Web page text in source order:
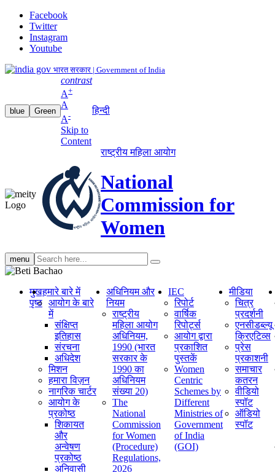
Facebook
Twitter
Instagram
Youtube
भारत सरकार | Government of India
blue Green
contrast
A+
A
A-
Skip to
Content
हिन्दी
राष्ट्रीय महिला आयोग
National
Commission for
Women
menu Search
search
मुख
पृष्ठ
हमारे बारे में
आयोग के बारे
में
संक्षिप्‍त
इतिहास
संरचना
अधिदेश
मिशन
हमारा विज़न
नागरिक चार्टर
आयोग के
प्रकोष्ठ
शिकायत
और
अन्वेषण
प्रकोष्ठ
अनिवासी
अधिनियम और
नियम
राष्ट्रीय
महिला आयोग
अधिनियम,
1990 (भारत
सरकार के
1990 का
अधिनियम
संख्या 20)
The
National
Commission
for Women
(Procedure)
Regulations,
2026
IEC
रिपोर्ट
वार्षिक
रिपोर्ट्स
आयोग द्वारा
प्रकाशित
पुस्तकें
Women
Centric
Schemes by
Different
Ministries of
Government
of India
(GOI)
मीडिया
चित्र
प्रदर्शनी
एनसीडब्ल्यू
क्रिएटिव्स
प्रेस
प्रकाशनी
समाचार
कतरन
वीडियो
स्पॉट
ऑडियो
स्पॉट